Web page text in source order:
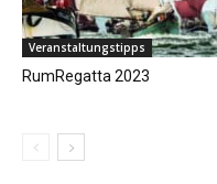
Veranstaltungstipps
RumRegatta 2023